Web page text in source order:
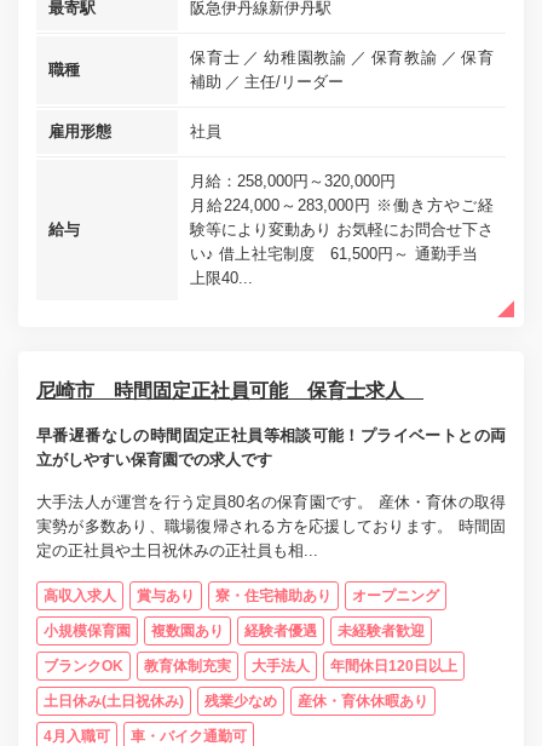
最寄駅 阪急伊丹線新伊丹駅
職種
保育士 幼稚園教諭 保育教諭
保育
補助
主任/リーダー
雇用形態 社員
給与
月給：258,000円～320,000円
月給224,000～283,000円 ※働き方やご経
験等により変動あり お気軽にお問合せ下さ
い♪ 借上社宅制度 61,500円～ 通勤手当
上限40...
尼崎市 時間固定正社員可能 保育士求人
早番遅番なしの時間固定正社員等相談可能！プライベートとの両
立がしやすい保育園での求人です
大手法人が運営を行う定員80名の保育園です。 産休・育休の取得
実勢が多数あり、職場復帰される方を応援しております。 時間固
定の正社員や土日祝休みの正社員も相...
高収入求人 賞与あり 寮・住宅補助あり オープニング
小規模保育園 複数園あり 経験者優遇 未経験者歓迎
ブランクOK 教育体制充実 大手法人 年間休日120日以上
土日休み(土日祝休み) 残業少なめ 産休・育休休暇あり
4月入職可 車・バイク通勤可